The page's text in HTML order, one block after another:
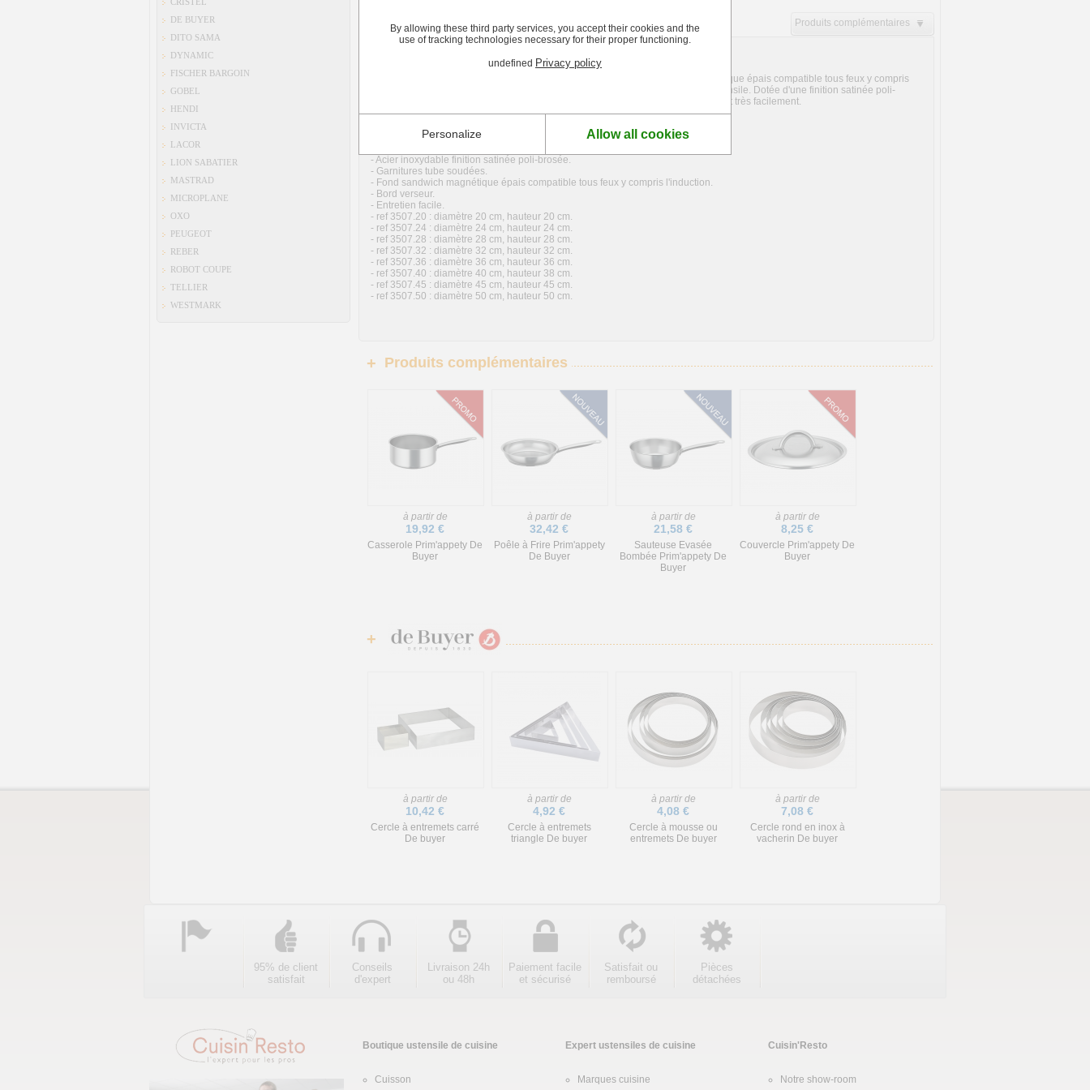
DE BUYER
DITO SAMA
DYNAMIC
FISCHER BARGOIN
GOBEL
HENDI
INVICTA
LACOR
LION SABATIER
MASTRAD
MICROPLANE
OXO
PEUGEOT
REBER
ROBOT COUPE
TELLIER
WESTMARK
Description et caractéristiques Produits complémentaires
Descriptif Marmite Traiteur Prim'appety De Buyer
La Marmite Traiteur Prim'appety De Buyer est en acier inoxydable à fond magnétique épais compatible tous feux y compris
l'induction assurant une répartition parfaite de la chaleur sur tout de fond de l'ustensile. Dotée d'une finition satinée poli-
brossé, elle est munie d'un bord verseur, de garnitures tube soudées et s'entretient très facilement.
Caractéristiques Marmite Traiteur Prim'appety De Buyer
- Acier inoxydable finition satinée poli-brosée.
- Garnitures tube soudées.
- Fond sandwich magnétique épais compatible tous feux y compris l'induction.
- Bord verseur.
- Entretien facile.
- ref 3507.20 : diamètre 20 cm, hauteur 20 cm.
- ref 3507.24 : diamètre 24 cm, hauteur 24 cm.
- ref 3507.28 : diamètre 28 cm, hauteur 28 cm.
- ref 3507.32 : diamètre 32 cm, hauteur 32 cm.
- ref 3507.36 : diamètre 36 cm, hauteur 36 cm.
- ref 3507.40 : diamètre 40 cm, hauteur 38 cm.
- ref 3507.45 : diamètre 45 cm, hauteur 45 cm.
- ref 3507.50 : diamètre 50 cm, hauteur 50 cm.
+ Produits complémentaires
à partir de
19,92 €
Casserole Prim'appety De
Buyer
à partir de
32,42 €
Poêle à Frire Prim'appety
De Buyer
à partir de
21,58 €
Sauteuse Evasée
Bombée Prim'appety De
Buyer
à partir de
8,25 €
Couvercle Prim'appety De
Buyer
+
à partir de
10,42 €
Cercle à entremets carré
De buyer
à partir de
4,92 €
Cercle à entremets
triangle De buyer
à partir de
4,08 €
Cercle à mousse ou
entremets De buyer
à partir de
7,08 €
Cercle rond en inox à
vacherin De buyer
95% de client
satisfait
Conseils
d'expert
Livraison 24h
ou 48h
Paiement facile
et sécurisé
Satisfait ou
remboursé
Pièces
détachées
Boutique ustensile de cuisine
Cuisson
Expert ustensiles de cuisine
Marques cuisine
Cuisin'Resto
Notre show-room
By allowing these third party services, you accept their cookies and the
use of tracking technologies necessary for their proper functioning.
undefined Privacy policy
Personalize Allow all cookies